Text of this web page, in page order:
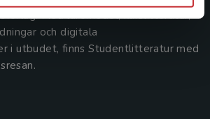
Med läromedel, kurslitteratur,
och digitala
i utbudet, finns Studentlitteratur med